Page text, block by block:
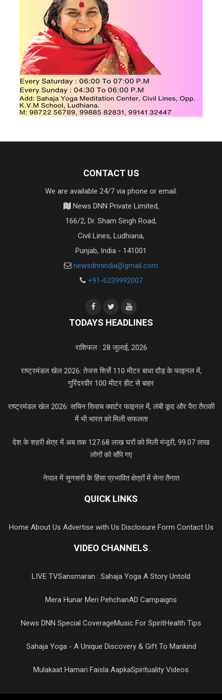
CONTACT US
We are available 24/7 via phone or email.
News DNN Private Limited,
166/2, Dr. Sham Singh Road,
Civil Lines, Ludhiana,
Punjab, India - 141001
newsdnnindia@gmail.com
+91-6239992007
TODAYS HEADLINES
राशिफल : 28 जुलाई, 2026
राष्ट्रमंडल खेल 2026: तेजस शिर्से 110 मीटर बाधा दौड़ के फाइनल में,
गुरिंदरवीर 100 मीटर हीट से बाहर
राष्ट्रमंडल खेल 2026: सचिन सिवाच क्वार्टर फाइनल में, लंबी कूद और पैरा तैराकी
में भी भारत को मिली सफलता
देश के शहरी क्षेत्र में अब तक 127.68 लाख घरों को मिली मंजूरी, 99.07 लाख
लोगों को सौंपे गए
नेपाल में सुनसरी के हिंसा प्रभावित क्षेत्रों में सेना तैनात
QUICK LINKS
Home About Us Advertise with Us Disclosure Form Contact Us
VIDEO CHANNELS
LIVE TVSansmaran : Sahaja Yoga A Story Untold
Mera Hunar Meri PehchanAD Campaigns
News DNN Special CoverageMusic For SpiritHealth Tips
Sahaja Yoga - A Unique Discovery & Gift To Mankind
Mulakaat Hamari Faisla AapkaSpirituality Videos